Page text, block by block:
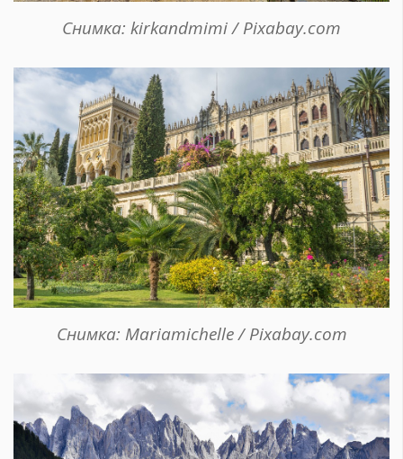
Снимка: kirkandmimi / Pixabay.com
Снимка: Mariamichelle / Pixabay.com